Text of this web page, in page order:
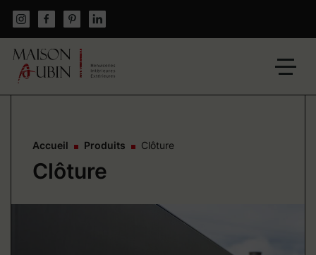
content
Un
Accueil Produits Clôture
Clôture